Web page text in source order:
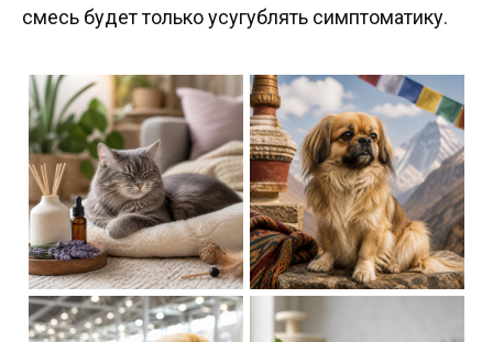
смесь будет только усугублять симптоматику.